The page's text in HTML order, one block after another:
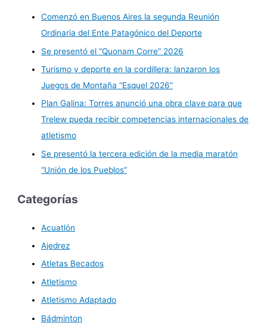
Comenzó en Buenos Aires la segunda Reunión
Ordinaria del Ente Patagónico del Deporte
Se presentó el “Quonam Corre” 2026
Turismo y deporte en la cordillera: lanzaron los
Juegos de Montaña “Esquel 2026”
Plan Galina: Torres anunció una obra clave para que
Trelew pueda recibir competencias internacionales de
atletismo
Se presentó la tercera edición de la media maratón
“Unión de los Pueblos”
Categorías
Acuatlón
Ajedrez
Atletas Becados
Atletismo
Atletismo Adaptado
Bádminton